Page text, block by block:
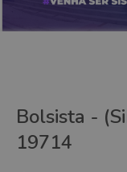
Bolsista -
19714